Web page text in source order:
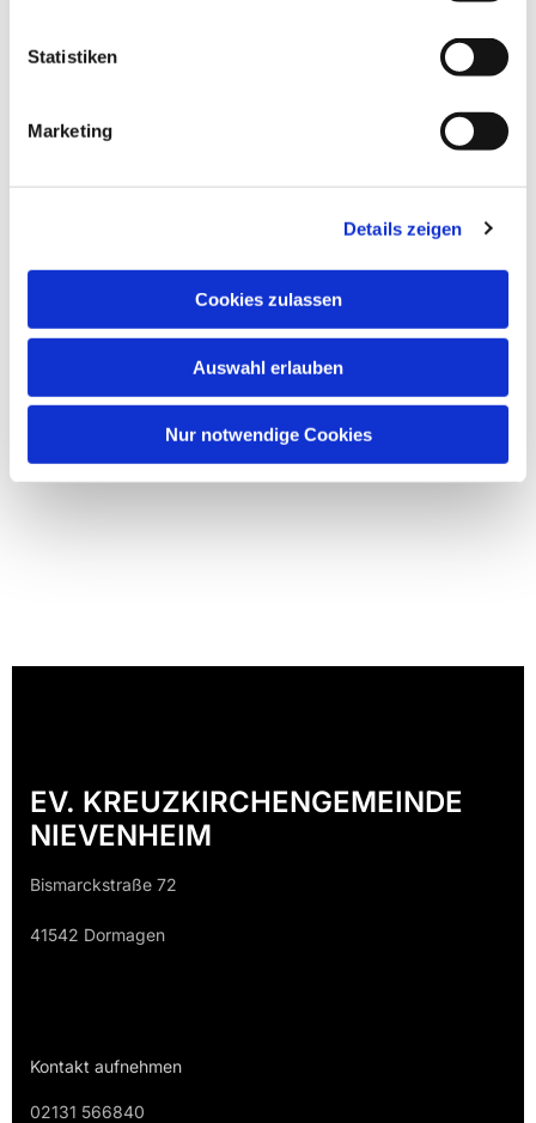
Statistiken
Marketing
Details zeigen
Cookies zulassen
Auswahl erlauben
Nur notwendige Cookies
EV. KREUZKIRCHENGEMEINDE
NIEVENHEIM
Bismarckstraße 72
41542 Dormagen
Kontakt aufnehmen
02131 566840